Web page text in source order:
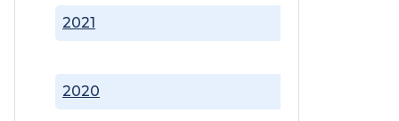
2020
2021